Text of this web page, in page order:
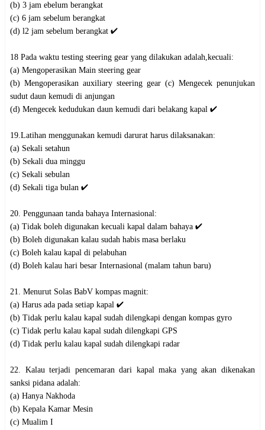
(b) 3 jam ebelum berangkat
(c) 6 jam sebelum berangkat
(d) l2 jam sebelum berangkat ✔️
18 Pada waktu testing steering gear yang dilakukan adalah,kecuali:
(a) Mengoperasikan Main steering gear
(b) Mengoperasikan auxiliary steering gear (c) Mengecek penunjukan
sudut daun kemudi di anjungan
(d) Mengecek kedudukan daun kemudi dari belakang kapal ✔️
19.Latihan menggunakan kemudi darurat harus dilaksanakan:
(a) Sekali setahun
(b) Sekali dua minggu
(c) Sekali sebulan
(d) Sekali tiga bulan ✔️
20. Penggunaan tanda bahaya Internasional:
(a) Tidak boleh digunakan kecuali kapal dalam bahaya ✔️
(b) Boleh digunakan kalau sudah habis masa berlaku
(c) Boleh kalau kapal di pelabuhan
(d) Boleh kalau hari besar Internasional (malam tahun baru)
21. Menurut Solas BabV kompas magnit:
(a) Harus ada pada setiap kapal ✔️
(b) Tidak perlu kalau kapal sudah dilengkapi dengan kompas gyro
(c) Tidak perlu kalau kapal sudah dilengkapi GPS
(d) Tidak perlu kalau kapal sudah dilengkapi radar
22. Kalau terjadi pencemaran dari kapal maka yang akan dikenakan
sanksi pidana adalah:
(a) Hanya Nakhoda
(b) Kepala Kamar Mesin
(c) Mualim I